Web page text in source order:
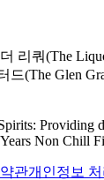
리쿼(The
드(The Glen
Providing
Non Chill
관개인정보